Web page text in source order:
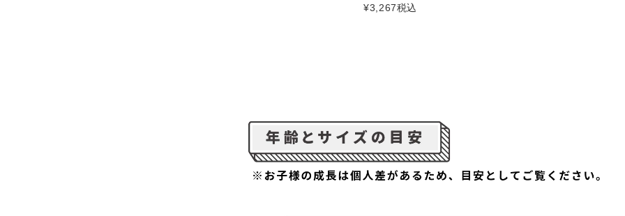
¥3,267税込